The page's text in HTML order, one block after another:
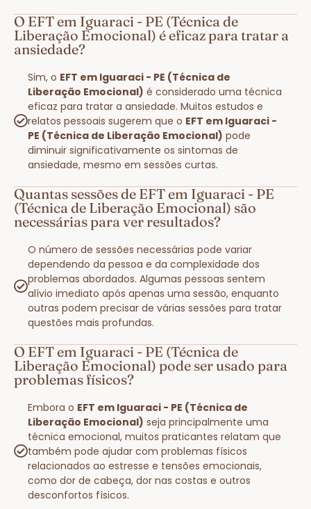
O EFT em Iguaraci - PE (Técnica de
Liberação Emocional) é eficaz para tratar a
ansiedade?
Sim, o EFT em Iguaraci - PE (Técnica de
Liberação Emocional) é considerado uma técnica
eficaz para tratar a ansiedade. Muitos estudos e
relatos pessoais sugerem que o EFT em Iguaraci -
PE (Técnica de Liberação Emocional) pode
diminuir significativamente os sintomas de
ansiedade, mesmo em sessões curtas.
Quantas sessões de EFT em Iguaraci - PE
(Técnica de Liberação Emocional) são
necessárias para ver resultados?
O número de sessões necessárias pode variar
dependendo da pessoa e da complexidade dos
problemas abordados. Algumas pessoas sentem
alívio imediato após apenas uma sessão, enquanto
outras podem precisar de várias sessões para tratar
questões mais profundas.
O EFT em Iguaraci - PE (Técnica de
Liberação Emocional) pode ser usado para
problemas físicos?
Embora o EFT em Iguaraci - PE (Técnica de
Liberação Emocional) seja principalmente uma
técnica emocional, muitos praticantes relatam que
também pode ajudar com problemas físicos
relacionados ao estresse e tensões emocionais,
como dor de cabeça, dor nas costas e outros
desconfortos físicos.